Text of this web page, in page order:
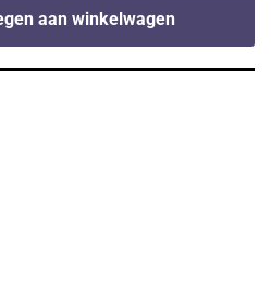
aan winkelwagen